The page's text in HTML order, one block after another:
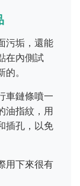
污垢，還能
在內側試
。
車鏈條噴一
油指紋，用
插孔，以免
用下來很有